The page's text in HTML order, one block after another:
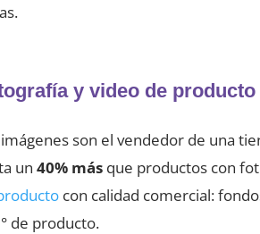
y video de
imágenes son el vendedor de una
un40% más que productos con
con calidad comercial:
de producto.